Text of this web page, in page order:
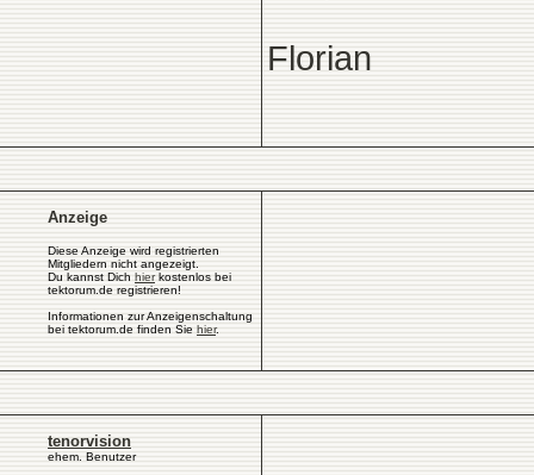
Florian
Anzeige
Diese Anzeige wird registrierten
Mitgliedern nicht angezeigt.
Du kannst Dich hierkostenlos bei
tektorum.de registrieren!
Informationen zur Anzeigenschaltung
bei tektorum.de finden Sie hier.
tenorvision
ehem. Benutzer